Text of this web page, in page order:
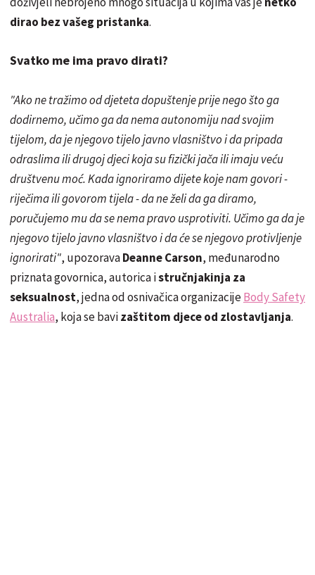
dirao bez vašeg pristanka.
Svatko me ima pravo dirati?
"Ako ne tražimo od djeteta dopuštenje prije nego što ga
dodirnemo, učimo ga da nema autonomiju nad svojim
tijelom, da je njegovo tijelo javno vlasništvo i da pripada
odraslima ili drugoj djeci koja su fizički jača ili imaju veću
društvenu moć. Kada ignoriramo dijete koje nam govori -
riječima ili govorom tijela - da ne želi da ga diramo,
poručujemo mu da se nema pravo usprotiviti. Učimo ga da je
njegovo tijelo javno vlasništvo i da će se njegovo protivljenje
ignorirati", upozoravaDeanne Carson, međunarodno
priznata govornica, autorica istručnjakinja za
seksualnost, jedna od osnivačica organizacijeBody Safety
Australia, koja se bavizaštitom djece od zlostavljanja.